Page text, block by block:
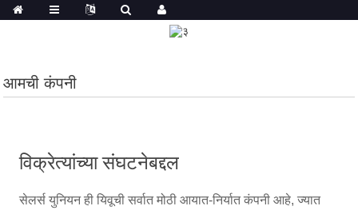
आमची कंपनी
विक्रेत्यांच्या संघटनेबद्दल
सेलर्स युनियन ही यिवूची सर्वात मोठी आयात-निर्यात कंपनी आहे, ज्यात